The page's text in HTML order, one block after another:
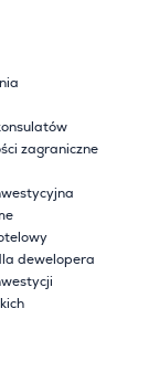
zagraniczne
dewelopera